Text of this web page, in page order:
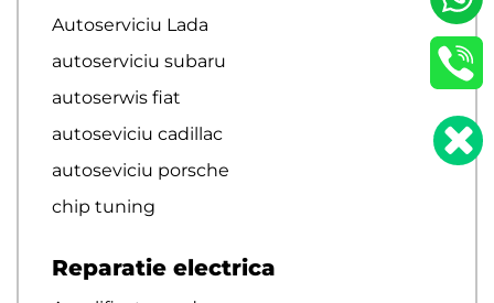
Autoserviciu Lada
autoserviciu subaru
autoserwis fiat
autoseviciu cadillac
autoseviciu porsche
chip tuning
Reparatie electrica